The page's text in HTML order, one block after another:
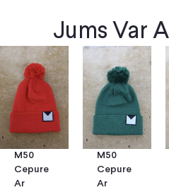
Jums Var
M50
Cepure
Ar
M50
Cepure
Ar